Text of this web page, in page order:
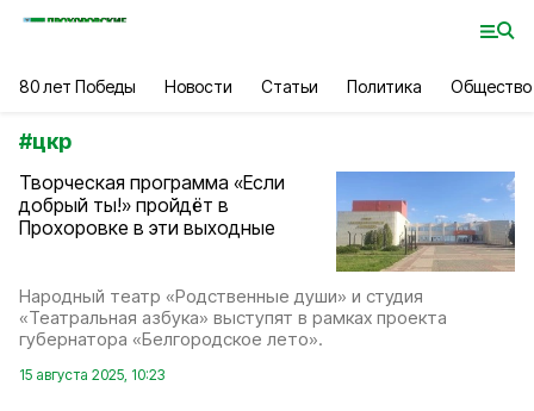
80 лет Победы Новости Статьи Политика Общество
#цкр
Творческая программа «Если
добрый ты!» пройдёт в
Прохоровке в эти выходные
Народный театр «Родственные души» и студия
«Театральная азбука» выступят в рамках проекта
губернатора «Белгородское лето».
15 августа 2025, 10:23